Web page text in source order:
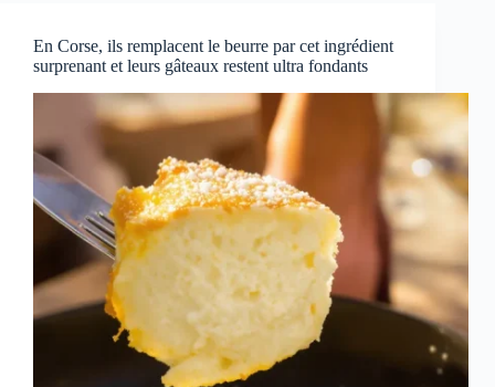
En Corse, ils remplacent le beurre par cet ingrédient
surprenant et leurs gâteaux restent ultra fondants